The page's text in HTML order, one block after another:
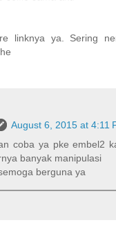
linknya ya. Sering
August 6, 2015 at 4:11
coba ya pke embel2
banyak manipulasi
berguna ya